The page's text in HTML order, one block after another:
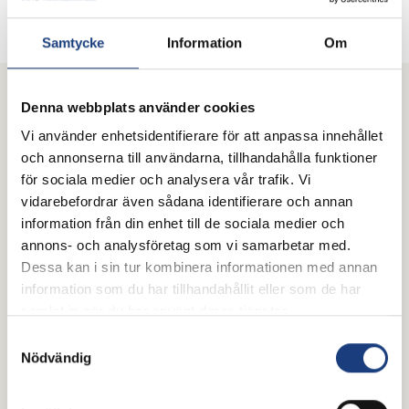
Samtycke Information Om
Denna webbplats använder cookies
Vi använder enhetsidentifierare för att anpassa innehållet
och annonserna till användarna, tillhandahålla funktioner
för sociala medier och analysera vår trafik. Vi
vidarebefordrar även sådana identifierare och annan
information från din enhet till de sociala medier och
annons- och analysföretag som vi samarbetar med.
Dessa kan i sin tur kombinera informationen med annan
information som du har tillhandahållit eller som de har
Nödvändig
Skicka e-post
Mer från Hästnäringens Nationella
Stiftelse (HNS)